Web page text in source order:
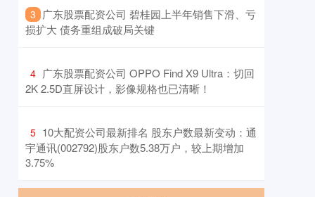
3 ​广东股票配资公司 碧桂园上半年销售下滑、亏
损扩大 债务重组成破局关键
4 ​广东股票配资公司 OPPO Find X9 Ultra：切回
2K 2.5D直屏设计，影像规格也已清晰！
5 ​10大配资公司最新排名 股东户数最新变动：通
宇通讯(002792)股东户数5.38万户，较上期增加
3.75%